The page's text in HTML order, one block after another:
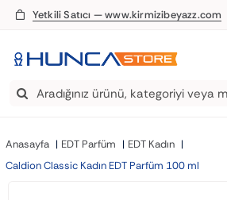
Skip
content
Yetkili Satıcı — www.kirmizibeyazz.com
EDT Parfüm
Deodorant
Search
Anasayfa EDT Parfüm
EDT Kadın
Caldion Classic Kadın EDT Parfüm 100 ml